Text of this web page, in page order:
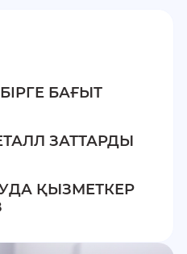
БАҒЫТ
ЗАТТАРДЫ
ҚЫЗМЕТКЕР